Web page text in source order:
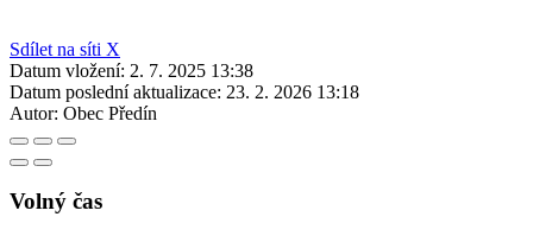
Sdílet na síti X
Datum vložení: 2. 7. 2025 13:38
Datum poslední aktualizace: 23. 2. 2026 13:18
Autor: Obec Předín
Volný čas